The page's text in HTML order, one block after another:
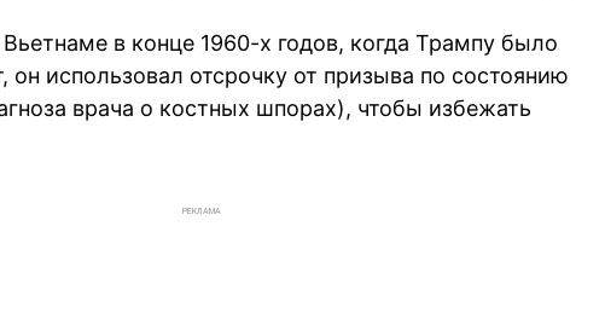
в конце 1960-х годов, когда Трампу было
он использовал отсрочку от призыва по состоянию
врача о костных шпорах), чтобы избежать
РЕКЛАМА